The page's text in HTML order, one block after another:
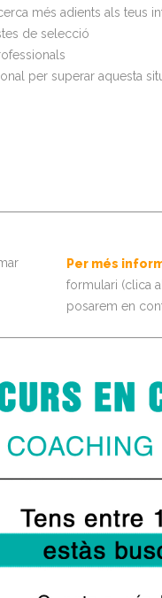
més adients als teus
de selecció
per superar aquesta
Per més
formulari (clica
posarem en